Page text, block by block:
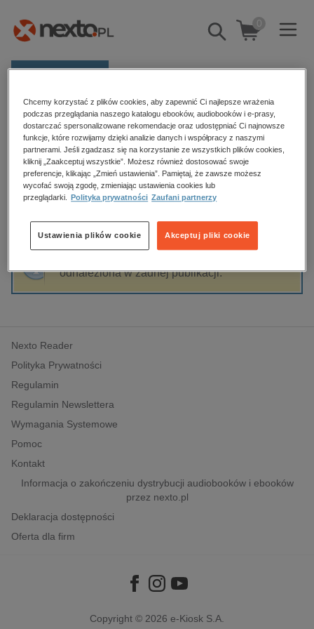
Pokaż/schowaj
wyszukiwarkę
0
Kategorie
Zobacz wszystkie E-prasa
budownictwo, aranżacja wnętrz
biznesowe, branżowe, gospodarka
dzienniki
edukacja
hobby, sport, rozrywka
komputery, internet, technologie, informatyka
polityka, społeczno-informacyjne
psychologiczne
inne
popularno-naukowe
historia
Strona główna Marta Kostka
Marta Kostka
Sortowanie Filtrowanie
odnaleziona w żadnej publikacji.
Nexto Reader
Polityka Prywatności
Regulamin
Regulamin Newslettera
Wymagania Systemowe
Pomoc
Kontakt
Informacja o zakończeniu dystrybucji audiobooków i ebooków
przez nexto.pl
Deklaracja dostępności
Oferta dla firm
Copyright © 2026 e-Kiosk S.A.
Chcemy korzystać z plików cookies, aby zapewnić Ci najlepsze wrażenia
podczas przeglądania naszego katalogu ebooków, audiobooków i e-prasy,
dostarczać spersonalizowane rekomendacje oraz udostępniać Ci najnowsze
funkcje, które rozwijamy dzięki analizie danych i współpracy z naszymi
partnerami. Jeśli zgadzasz się na korzystanie ze wszystkich plików cookies,
kliknij „Zaakceptuj wszystkie”. Możesz również dostosować swoje
preferencje, klikając „Zmień ustawienia”. Pamiętaj, że zawsze możesz
wycofać swoją zgodę, zmieniając ustawienia cookies lub
przeglądarki.
Polityka prywatności Zaufani partnerzy
Akceptuj pliki cookie
Ustawienia plików cookie